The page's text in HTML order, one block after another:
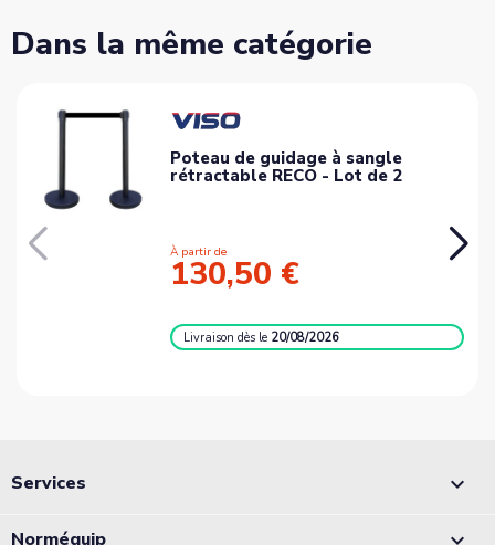
Dans la même catégorie
Poteau de guidage à sangle
rétractable RECO - Lot de 2
À partir de
130,50 €
Livraisondès le 20/08/2026
Services 
Norméquip